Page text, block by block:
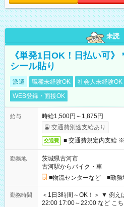
未読
《単発1日OK！日払い可
シール貼り
派遣 職種未経験OK 社会人未経験OK
WEB登録・面接OK
給与
時給1,500円～1,875円
交通費別途支給あり
交通費 ■ 交通費規定内支給
勤務地
茨城県古河市
古河駅からバイク・車
■物流センターなど ■勤務
勤務時間
＜1日3時間～OK！＞ ▼ 例えば… ▼ 15:00～18:00 15:00～
22:00 17:00～22:00 など こちら以外の時間もお気軽にご相談く